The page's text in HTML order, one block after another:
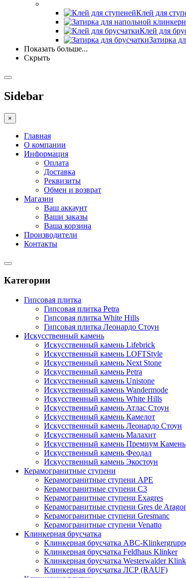
Клей для
Клей для
Затирка
Показать больше...
Скрыть
Sidebar
×
Главная
О компании
Информация
Оплата
Доставка
Реквизиты
Обмен и возврат
Магазин
Ваш аккаунт
Ваши заказы
Ваша корзина
Производители
Контакты
Категории
Гипсовая плитка
Гипсовая плитка Petra
Гипсовая плитка White Hills
Гипсовая плитка Леонардо Стоун
Искусственный камень
Искусственный камень Lifebrick
Искусственный камень LOFTStyle
Искусственный камень Next Stone
Искусственный камень Petra
Искусственный камень Unistone
Искусственный камень Wandermode
Искусственный камень White Hills
Искусственный камень Атлас Стоун
Искусственный камень Камелот
Искусственный камень Леонардо Стоун
Искусственный камень Малахит
Искусственный камень Премиум Камень
Искусственный камень Феодал
Искусственный камень Экостоун
Керамогранитные ступени
Керамогранитные ступени APE
Керамогранитные ступени C3
Керамогранитные ступени Exagres
Керамогранитные ступени Gres de
Керамогранитные ступени Gresmanc
Керамогранитные ступени Venatto
Клинкерная брусчатка
Клинкерная брусчатка ABC-
Клинкерная брусчатка Feldhaus Klinker
Клинкерная брусчатка Westerwalder
Клинкерная брусчатка ЛСР (RAUF)